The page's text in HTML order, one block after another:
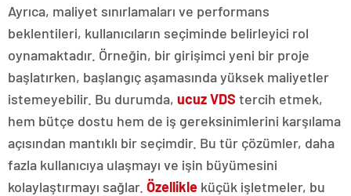
Ayrıca, maliyet sınırlamaları ve performans
beklentileri, kullanıcıların seçiminde belirleyici rol
oynamaktadır. Örneğin, bir girişimci yeni bir proje
başlatırken, başlangıç aşamasında yüksek maliyetler
istemeyebilir. Bu durumda, ucuz VDS tercih etmek,
hem bütçe dostu hem de iş gereksinimlerini karşılama
açısından mantıklı bir seçimdir. Bu tür çözümler, daha
fazla kullanıcıya ulaşmayı ve işin büyümesini
kolaylaştırmayı sağlar. Özellikle küçük işletmeler, bu